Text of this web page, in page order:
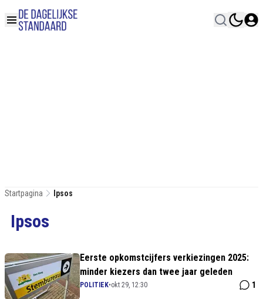
Startpagina Ipsos
Ipsos
Eerste opkomstcijfers verkiezingen 2025:
minder kiezers dan twee jaar geleden
POLITIEK•okt 29, 12:30 1